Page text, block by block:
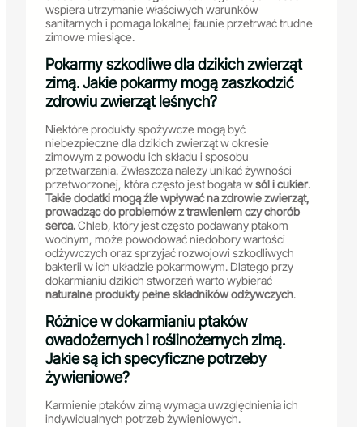
wspiera utrzymanie właściwych warunków
sanitarnych i pomaga lokalnej faunie przetrwać trudne
zimowe miesiące.
Pokarmy szkodliwe dla dzikich zwierząt
zimą. Jakie pokarmy mogą zaszkodzić
zdrowiu zwierząt leśnych?
Niektóre produkty spożywcze mogą być
niebezpieczne dla dzikich zwierząt w okresie
zimowym z powodu ich składu i sposobu
przetwarzania. Zwłaszcza należy unikać żywności
przetworzonej, która często jest bogata wsól i cukier.
Takie dodatki mogą źle wpływać na zdrowie zwierząt,
prowadząc do problemów z trawieniem czy chorób
serca.Chleb, który jest często podawany ptakom
wodnym, może powodować niedobory wartości
odżywczych oraz sprzyjać rozwojowi szkodliwych
bakterii w ich układzie pokarmowym. Dlatego przy
dokarmianiu dzikich stworzeń warto wybierać
naturalne produkty pełne składników odżywczych.
Różnice w dokarmianiu ptaków
owadożernych i roślinożernych zimą.
Jakie są ich specyficzne potrzeby
żywieniowe?
Karmienie ptaków zimą wymaga uwzględnienia ich
indywidualnych potrzeb żywieniowych.